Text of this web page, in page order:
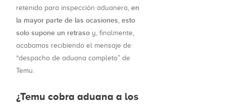
retenido para inspección aduanera, en
la mayor parte de las ocasiones, esto
solo supone un retraso y, finalmente,
acabamos recibiendo el mensaje de
“despacho de aduana completo” de
Temu.
¿Temu cobra aduana a los